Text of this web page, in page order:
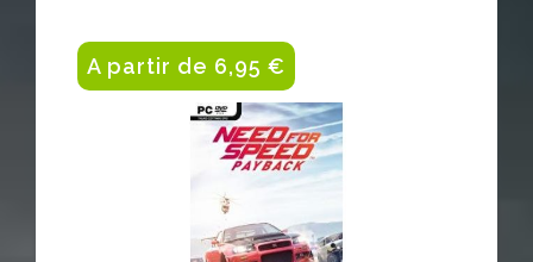
A partir de 6,95 €